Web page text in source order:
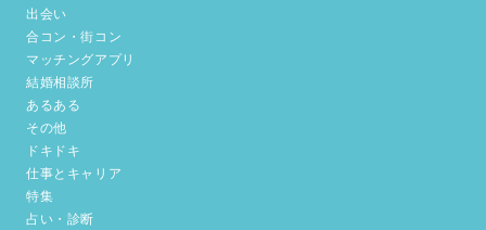
出会い
合コン・街コン
マッチングアプリ
結婚相談所
あるある
その他
ドキドキ
仕事とキャリア
特集
占い・診断